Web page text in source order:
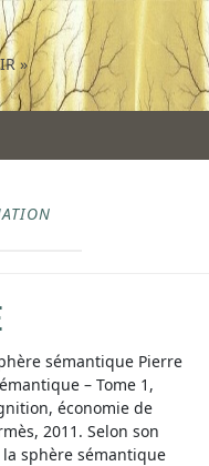
»
sémantique Pierre
– Tome 1,
économie de
2011. Selon son
sphère sémantique